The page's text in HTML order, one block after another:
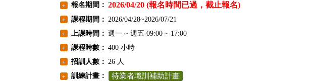
+ 報名期間： 2026/04/20 (報名時間已過，截止報名)
+ 課程期間： 2026/04/28~2026/07/21
+ 上課時間： 週一 ~ 週五 09:00 ~ 17:00
+ 課程時數： 400 小時
+ 招訓人數： 26 人
+ 訓練計畫： 待業者職訓補助計畫